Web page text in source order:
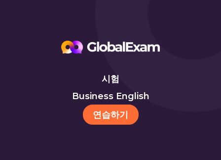
시험
Business English
연습하기